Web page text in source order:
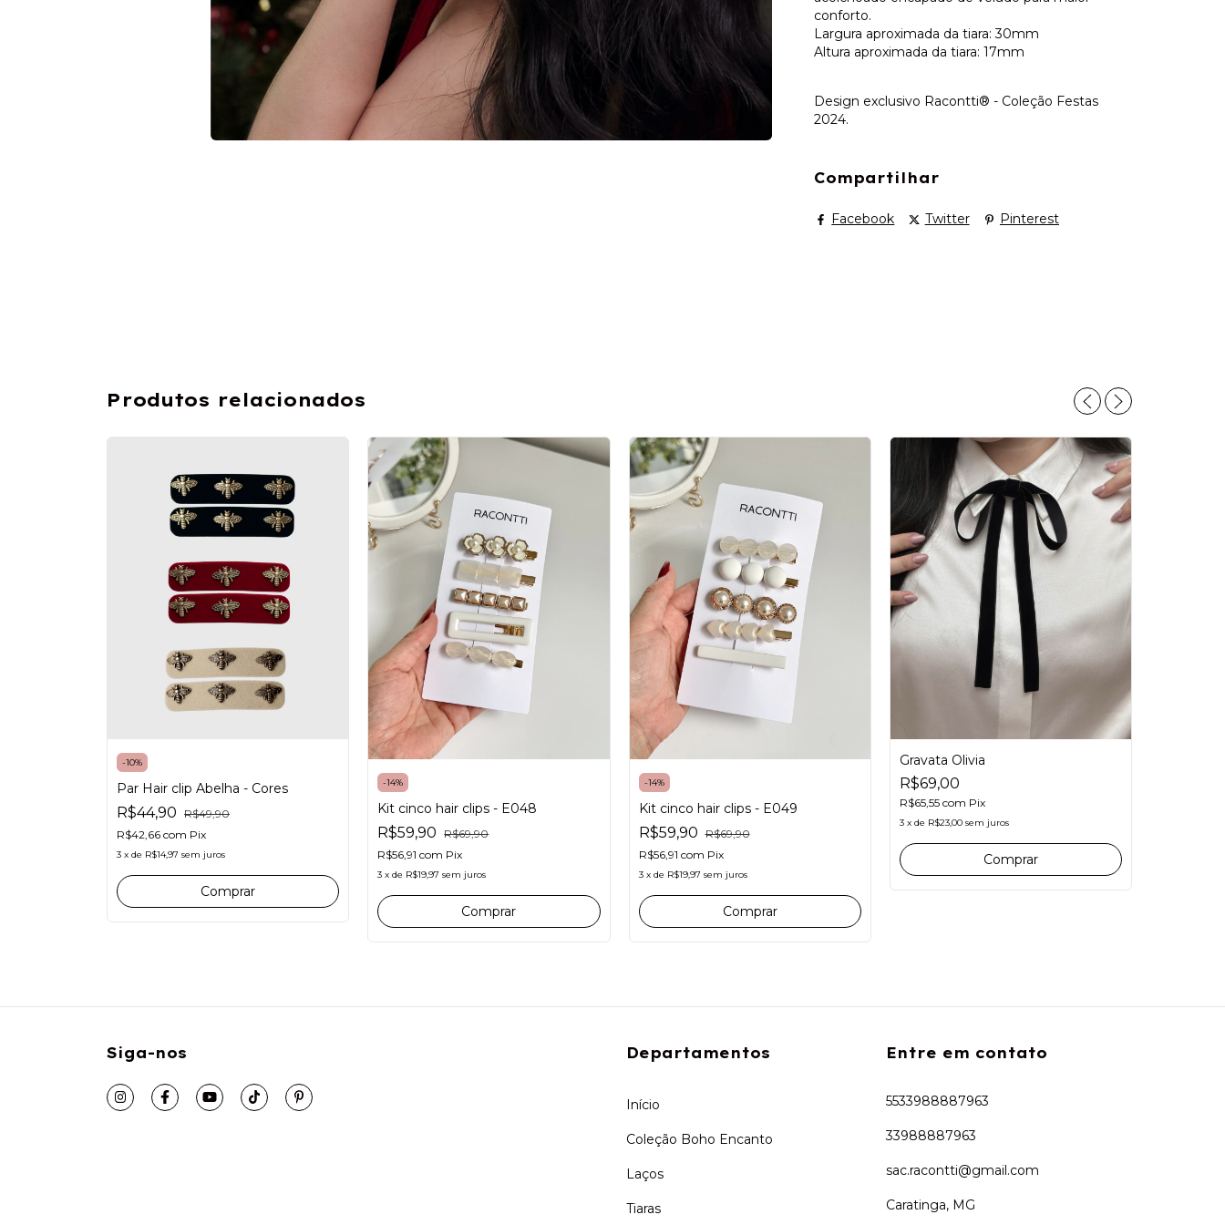
conforto.
Largura aproximada da tiara: 30mm
Altura aproximada da tiara: 17mm
Design exclusivo Racontti® - Coleção Festas
2024.
Compartilhar
Facebook Twitter Pinterest
Produtos relacionados
-10%
Par Hair clip Abelha - Cores
R$44,90 R$49,90
R$42,66 com Pix
3 x de R$14,97 sem juros
Comprar
-14%
Kit cinco hair clips - E048
R$59,90
R$69,90
R$56,91com Pix
3 xde R$19,97 sem juros
-14%
Kit cinco hair clips - E049
R$59,90 R$69,90
R$56,91 com Pix
3 x de R$19,97 sem juros
Gravata Olivia
R$69,00
R$65,55 com Pix
3 x de R$23,00 sem juros
Comprar
Siga-nos Departamentos
Início
Coleção Boho Encanto
Laços
Tiaras
Entre em contato
5533988887963
33988887963
sac.racontti@gmail.com
Caratinga, MG